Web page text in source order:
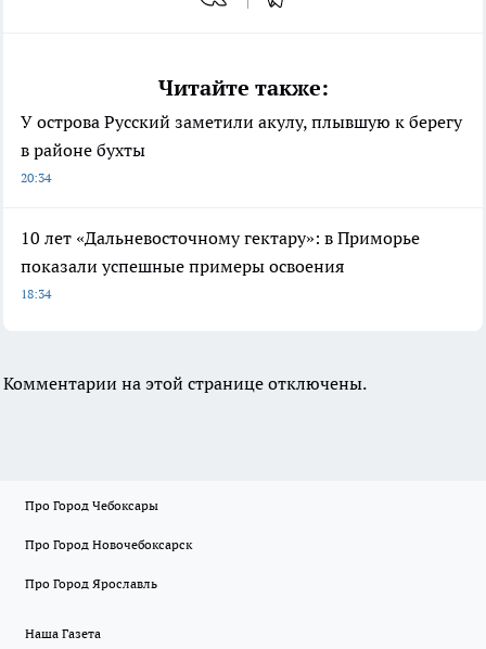
Читайте также:
У острова Русский заметили акулу, плывшую к берегу
в районе бухты
20:34
10 лет «Дальневосточному гектару»: в Приморье
показали успешные примеры освоения
18:34
Комментарии на этой странице отключены.
Про Город Чебоксары
Про Город Новочебоксарск
Про Город Ярославль
Наша Газета